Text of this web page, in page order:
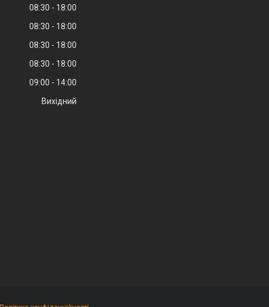
08:30
18:00
08:30
18:00
08:30
18:00
08:30
18:00
09:00
14:00
Вихідний